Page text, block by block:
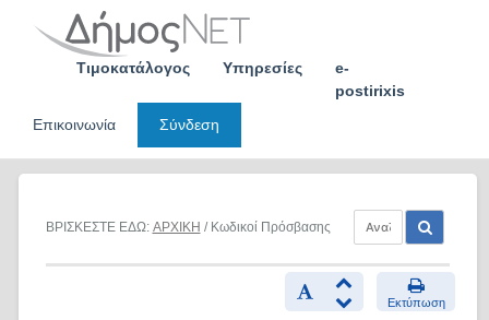
Τιμοκατάλογος Υπηρεσίες
e-
postirixis
Επικοινωνία
Σύνδεση
ΒΡΙΣΚΕΣΤΕ ΕΔΩ: ΑΡΧΙΚΗ / Κωδικοί Πρόσβασης
Εκτύπωση